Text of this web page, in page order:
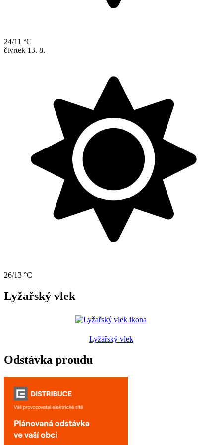
24/11 °C
čtvrtek 13. 8.
26/13 °C
Lyžařský vlek
Lyžařský vlek
Odstávka proudu